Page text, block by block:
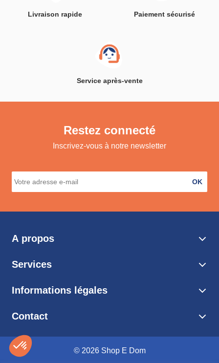
Livraison rapide Paiement sécurisé
Service après-vente
Restez connecté
Inscrivez-vous à notre newsletter
OK
A propos
Services
Informations légales
Contact
© 2026 Shop E Dom